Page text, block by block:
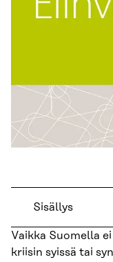
Sisällys
Vaikka Suomella
kriisin syissä tai